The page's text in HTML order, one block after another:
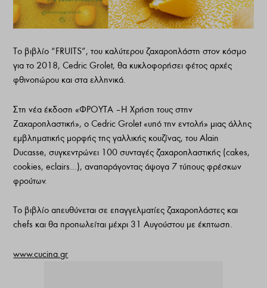
Το βιβλίο “FRUITS”, του καλύτερου ζαχαροπλάστη στον κόσμο
για το 2018, Cedric Grolet, θα κυκλοφορήσει φέτος αρχές
φθινοπώρου και στα ελληνικά.
Στη νέα έκδοση «ΦΡΟΥΤΑ – Η Χρήση τους στην
Ζαχαροπλαστική», ο Cedric Grolet «υπό την εντολή» μιας άλλης
εμβληματικής μορφής της γαλλικής κουζίνας, του Alain
Ducasse, συγκεντρώνει 100 συνταγές ζαχαροπλαστικής (cakes,
cookies, eclairs…), αναπαράγοντας άψογα 7 τύπους φρέσκων
φρούτων.
Το βιβλίο απευθύνεται σε επαγγελματίες ζαχαροπλάστες και
chefs και θα προπωλείται μέχρι 31 Αυγούστου με έκπτωση.
www.cucina.gr